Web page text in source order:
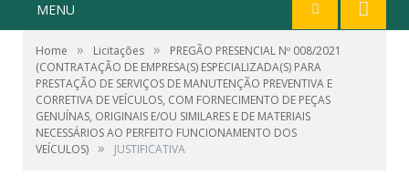
MENU
Home » Licitações »
PREGÃO PRESENCIAL Nº 008/2021
(CONTRATAÇÃO DE EMPRESA(S) ESPECIALIZADA(S) PARA
PRESTAÇÃO DE SERVIÇOS DE MANUTENÇÃO PREVENTIVA E
CORRETIVA DE VEÍCULOS, COM FORNECIMENTO DE PEÇAS
GENUÍNAS, ORIGINAIS E/OU SIMILARES E DE MATERIAIS
NECESSÁRIOS AO PERFEITO FUNCIONAMENTO DOS
VEÍCULOS) » JUSTIFICATIVA